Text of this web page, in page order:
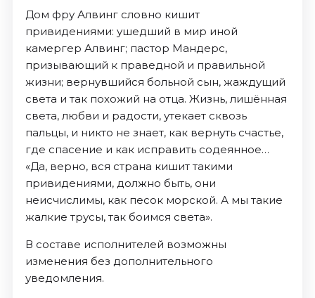
Дом фру Алвинг словно кишит
привидениями: ушедший в мир иной
камергер Алвинг; пастор Мандерс,
призывающий к праведной и правильной
жизни; вернувшийся больной сын, жаждущий
света и так похожий на отца. Жизнь, лишённая
света, любви и радости, утекает сквозь
пальцы, и никто не знает, как вернуть счастье,
где спасение и как исправить содеянное…
«Да, верно, вся страна кишит такими
привидениями, должно быть, они
неисчислимы, как песок морской. А мы такие
жалкие трусы, так боимся света».
В составе исполнителей возможны
изменения без дополнительного
уведомления.